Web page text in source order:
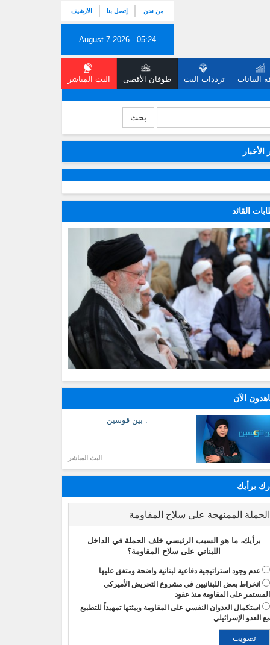
من نحن إتصل بنا الأرشيف
August 7 2026 - 05:24
البيانات ترددات البث طوفان الأقصى البث المباشر
بحث
الأخبار
القائد
الآن
: بين قوسين
البث المباشر
برأيك
الحملة الممنهجة على سلاح المقاومة
برأيك، ما هو السبب الرئيسي خلف الحملة في الداخل
اللبناني على سلاح المقاومة؟
عدم وجود استراتيجية دفاعية لبنانية واضحة ومتفق عليها
انخراط بعض اللبنانيين في مشروع التحريض الأميركي
المستمر على المقاومة منذ عقود
استكمال العدوان النفسي على المقاومة وبيئتها تمهيداً للتطبيع
مع العدو الإسرائيلي